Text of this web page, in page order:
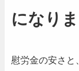
になりま
慰労金の安さと